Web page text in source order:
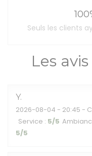
Les
Y
2026-08-04 - 20:45 -
Service : 5/5
5/5
Seuls les clients